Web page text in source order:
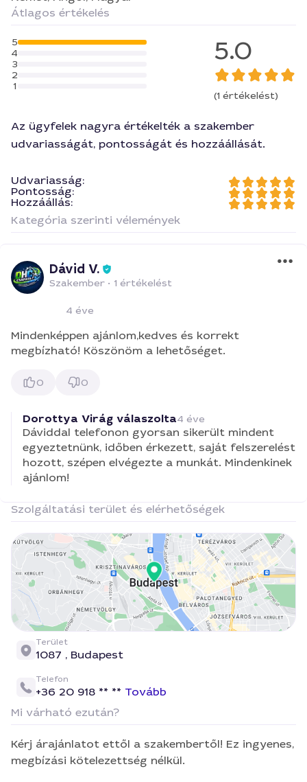
Átlagos értékelés
5.0
(1 értékelést)
5
4
3
2
1
Az ügyfelek nagyra értékelték a szakember
udvariasságát, pontosságát és hozzáállását.
Udvariasság:
Pontosság:
Hozzáállás:
Kategória szerinti vélemények
Dávid V.
Szakember • 1 értékelést
4 éve
Mindenképpen ajánlom,kedves és korrekt
megbízható! Köszönöm a lehetőséget.
0 0
Dorottya Virág válaszolta4 éve
Dáviddal telefonon gyorsan sikerült mindent
egyeztetnünk, időben érkezett, saját felszerelést
hozott, szépen elvégezte a munkát. Mindenkinek
ajánlom!
Szolgáltatási terület és elérhetőségek
Terület
1087 , Budapest
Telefon
+36 20 918 ** ** Tovább
Mi várható ezután?
Kérj árajánlatot ettől a szakembertől! Ez ingyenes,
megbízási kötelezettség nélkül.